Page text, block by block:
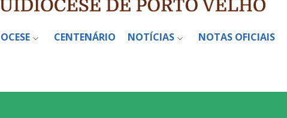
CENTENÁRIO NOTÍCIAS NOTAS OFICIAIS